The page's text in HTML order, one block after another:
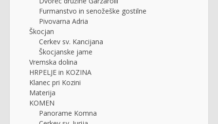
Furmanstvo in senožeške gostilne
Pivovarna Adria
Škocjan
Cerkev sv. Kancijana
Škocjanske jame
Vremska dolina
HRPELJE in KOZINA
Klanec pri Kozini
Materija
KOMEN
Panorame Komna